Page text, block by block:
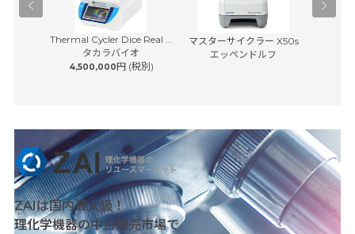
Thermal Cycler Dice Real ...
タカラバイオ
4,500,000円 (税別)
マスターサイクラー X50s
エッペンドルフ
ZAIは国内最大級！
理化学機器の中古販売市場で